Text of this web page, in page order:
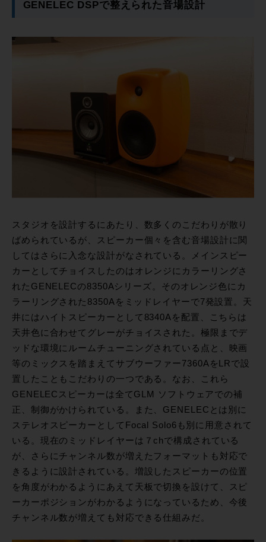
GENELEC DSPで整えられた音場設計
スタジオを設計するにあたり、数多くのこだわりが散り
ばめられているが、スピーカー個々を含む音場設計に関
してはさらに入念な設計がなされている。メインスピー
カーとしてチョイスしたのはオレンジにカラーリングさ
れたGENELECの8350Aシリーズ。そのオレンジ色にカ
ラーリングされた8350Aをミッドレイヤーで7発設置。天
井にはハイトスピーカーとして8340Aを配置、こちらは
天井色に合わせてグレーがチョイスされた。極限までデ
ッドな環境にルームチューニングされている点と、映画
等のミックスを踏まえてサブウーファー7360AをLRで設
置したこともこだわりの一つである。なお、これら
GENELECスピーカーは全てGLM ソフトウェアでの補
正、制御がかけられている。また、GENELECとは別に
ステレオスピーカーとしてFocal Solo6も別に用意されて
いる。現在のミッドレイヤーは７chで構成されている
が、さらにチャンネル数が増えたフォーマットも対応で
きるように設計されている。増設したスピーカーの位置
を角度がわかるようにあえて天板で切換を設けて、スピ
ーカーポジションがわかるようになっているため、今後
チャンネル数が増えても対応できる仕組みだ。